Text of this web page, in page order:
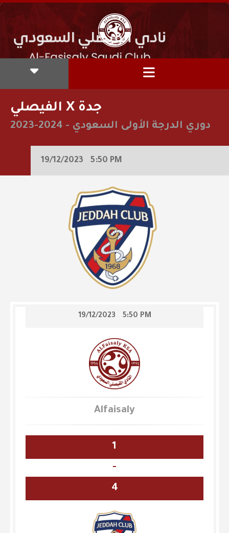
الفيصلي X جدة
2023-2024 - دوري الدرجة الأولى السعودي
19/12/2023 5:50 PM
19/12/2023 5:50 PM
Alfaisaly
1
-
4